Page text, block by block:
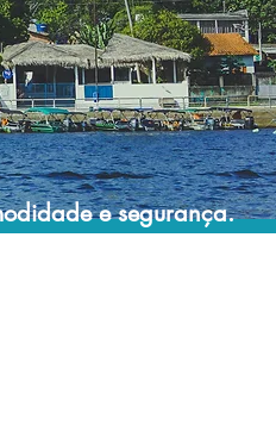
e segurança.